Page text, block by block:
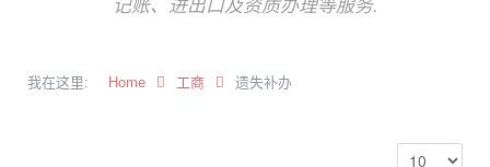
记账、进出口及资质办理等服务.
我在这里: Home 工商 遗失补办